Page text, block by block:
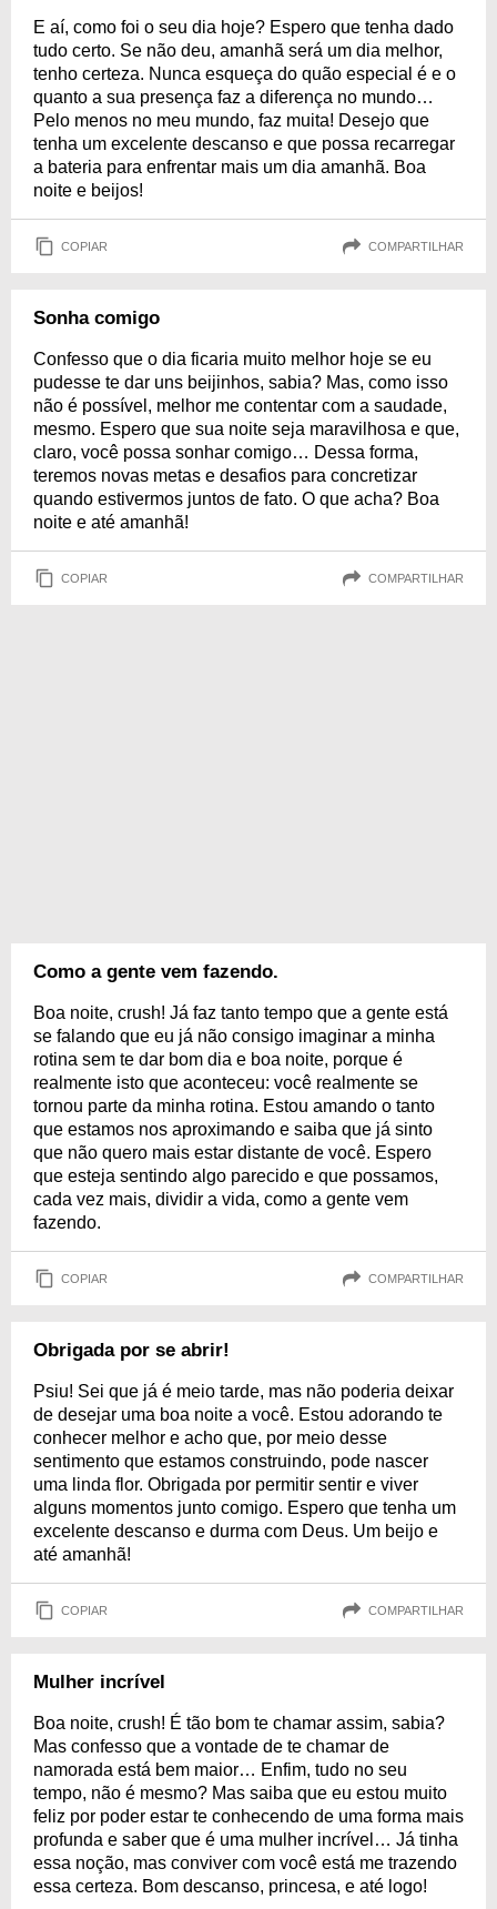
E aí, como foi o seu dia hoje? Espero que tenha dado
tudo certo. Se não deu, amanhã será um dia melhor,
tenho certeza. Nunca esqueça do quão especial é e o
quanto a sua presença faz a diferença no mundo…
Pelo menos no meu mundo, faz muita! Desejo que
tenha um excelente descanso e que possa recarregar
a bateria para enfrentar mais um dia amanhã. Boa
noite e beijos!
COPIAR COMPARTILHAR
Sonha comigo
Confesso que o dia ficaria muito melhor hoje se eu
pudesse te dar uns beijinhos, sabia? Mas, como isso
não é possível, melhor me contentar com a saudade,
mesmo. Espero que sua noite seja maravilhosa e que,
claro, você possa sonhar comigo… Dessa forma,
teremos novas metas e desafios para concretizar
quando estivermos juntos de fato. O que acha? Boa
noite e até amanhã!
COPIAR COMPARTILHAR
Como a gente vem fazendo.
Boa noite, crush! Já faz tanto tempo que a gente está
se falando que eu já não consigo imaginar a minha
rotina sem te dar bom dia e boa noite, porque é
realmente isto que aconteceu: você realmente se
tornou parte da minha rotina. Estou amando o tanto
que estamos nos aproximando e saiba que já sinto
que não quero mais estar distante de você. Espero
que esteja sentindo algo parecido e que possamos,
cada vez mais, dividir a vida, como a gente vem
fazendo.
COPIAR COMPARTILHAR
Obrigada por se abrir!
Psiu! Sei que já é meio tarde, mas não poderia deixar
de desejar uma boa noite a você. Estou adorando te
conhecer melhor e acho que, por meio desse
sentimento que estamos construindo, pode nascer
uma linda flor. Obrigada por permitir sentir e viver
alguns momentos junto comigo. Espero que tenha um
excelente descanso e durma com Deus. Um beijo e
até amanhã!
COPIAR COMPARTILHAR
Mulher incrível
Boa noite, crush! É tão bom te chamar assim, sabia?
Mas confesso que a vontade de te chamar de
namorada está bem maior… Enfim, tudo no seu
tempo, não é mesmo? Mas saiba que eu estou muito
feliz por poder estar te conhecendo de uma forma mais
profunda e saber que é uma mulher incrível… Já tinha
essa noção, mas conviver com você está me trazendo
essa certeza. Bom descanso, princesa, e até logo!